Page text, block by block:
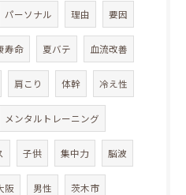
パーソナル 理由 要因
寿命 夏バテ 血流改善
肩こり 体幹 冷え性
メンタルトレーニング
子供 集中力 脳波
阪 男性 茨木市